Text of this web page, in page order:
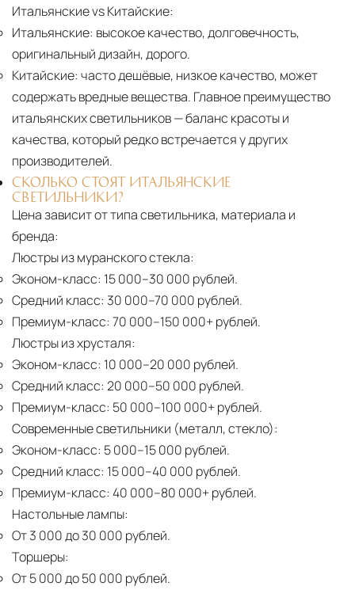
Итальянские vs Китайские:
Итальянские: высокое качество, долговечность,
оригинальный дизайн, дорого.
Китайские: часто дешёвые, низкое качество, может
содержать вредные вещества. Главное преимущество
итальянских светильников — баланс красоты и
качества, который редко встречается у других
производителей.
СКОЛЬКО СТОЯТ ИТАЛЬЯНСКИЕ
СВЕТИЛЬНИКИ?
Цена зависит от типа светильника, материала и
бренда:
Люстры из муранского стекла:
Эконом-класс: 15 000–30 000 рублей.
Средний класс: 30 000–70 000 рублей.
Премиум-класс: 70 000–150 000+ рублей.
Люстры из хрусталя:
Эконом-класс: 10 000–20 000 рублей.
Средний класс: 20 000–50 000 рублей.
Премиум-класс: 50 000–100 000+ рублей.
Современные светильники (металл, стекло):
Эконом-класс: 5 000–15 000 рублей.
Средний класс: 15 000–40 000 рублей.
Премиум-класс: 40 000–80 000+ рублей.
Настольные лампы:
От 3 000 до 30 000 рублей.
Торшеры:
От 5 000 до 50 000 рублей.